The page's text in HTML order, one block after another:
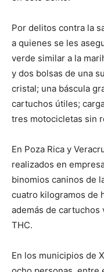
Por delitos contra la
a quienes se les
verde similar a la
y dos bolsas de una
cristal; una báscula
cartuchos útiles;
tres motocicletas sin
En Poza Rica y
realizados en
binomios caninos de
cuatro kilogramos de
además de cartuchos
THC.
En los municipios de